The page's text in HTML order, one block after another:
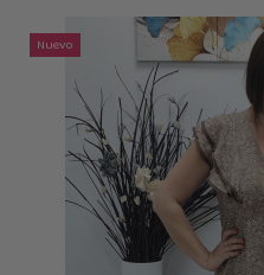
Nuevo